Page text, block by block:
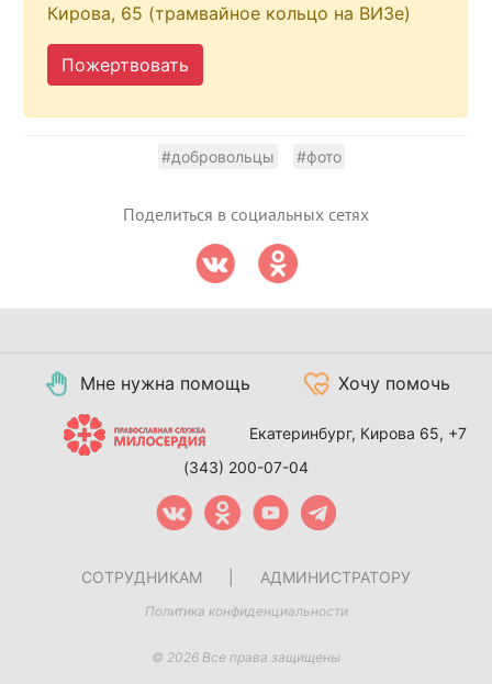
Кирова, 65 (трамвайное кольцо на ВИЗе)
Пожертвовать
#добровольцы #фото
Поделиться в социальных сетях
Мне нужна помощь Хочу помочь
Екатеринбург, Кирова 65, +7
(343) 200-07-04
СОТРУДНИКАМ АДМИНИСТРАТОРУ
Политика конфиденциальности
© 2026 Все права защищены